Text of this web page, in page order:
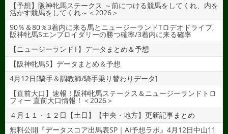
【予想】阪神牝馬ステークス ～前につける競馬をしてくれ、内を
活かす競馬をしてくれ～＜2026＞
90％＆80％3着内に来る馬とニュージーランドTロデオドライブ,
阪神牝馬Sエンブロイダリーの勝つ確率/3着内に来る確率
【ニュージーランドT】データまとめ＆予想
【阪神牝馬S】データまとめ＆予想
4月12日[騎手＆調教師/騎手乗り替わりデータ]
【直前大口】速報！阪神牝馬ステークス＆ニュージーランドトロ
フィー 直前大口情報！＜2026＞
４月１１・１２日【土日】【中央・地方】更新記事まとめ
無料公開『データスコア出馬表SP｜AI予想ラボ』4月12日中山11